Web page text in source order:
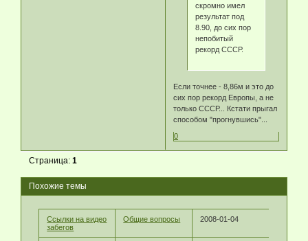
скромно имел
результат под
8.90, до сих пор
непобитый
рекорд СССР.
Если точнее - 8,86м и это до
сих пор рекорд Европы, а не
только СССР... Кстати прыгал
способом "прогнувшись"...
0
Страница:1
Похожие темы
Ссылки на видео
забегов
Общие вопросы 2008-01-04